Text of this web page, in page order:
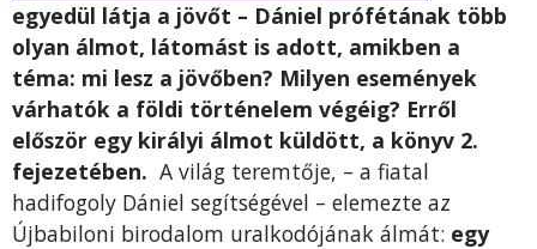
egyedül látja a jövőt – Dániel prófétának több
olyan álmot, látomást is adott, amikben a
téma: mi lesz a jövőben? Milyen események
várhatók a földi történelem végéig? Erről
először egy királyi álmot küldött, a könyv 2.
fejezetében. A világ teremtője, – a fiatal
hadifogoly Dániel segítségével – elemezte az
Újbabiloni birodalom uralkodójának álmát: egy